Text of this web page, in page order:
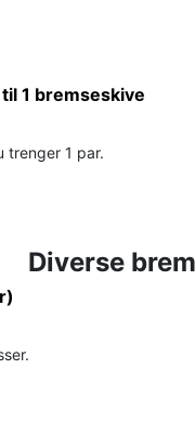
1 bremseskive
trenger 1 par.
Diverse